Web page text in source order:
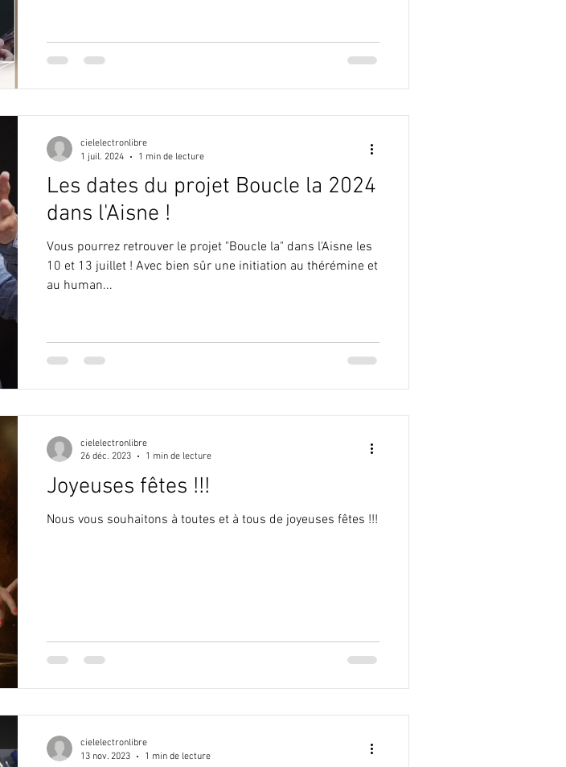
Les dates du projet Boucle la 2024
dans l'Aisne !
Vous pourrez retrouver le projet "Boucle la" dans l'Aisne les
10 et 13 juillet ! Avec bien sûr une initiation au thérémine et
au human...
cielelectronlibre
1 juil. 2024
1 min de lecture
Joyeuses fêtes !!!
Nous vous souhaitons à toutes et à tous de joyeuses fêtes !!!
cielelectronlibre
26 déc. 2023
1 min de lecture
cielelectronlibre
13 nov. 2023
1 min de lecture